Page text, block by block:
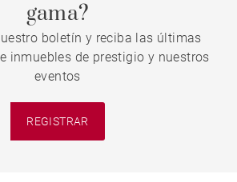
gama?
boletín y reciba las últimas
inmuebles de prestigio y nuestros
eventos
REGISTRAR